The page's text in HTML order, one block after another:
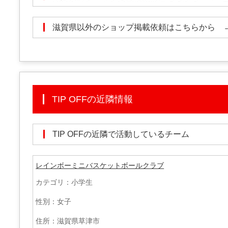
滋賀県以外のショップ掲載依頼はこちらか
TIP OFFの近隣情報
TIP OFFの近隣で活動しているチーム
レインボーミニバスケットボールクラブ
カテゴリ：小学生
性別：女子
住所：滋賀県草津市